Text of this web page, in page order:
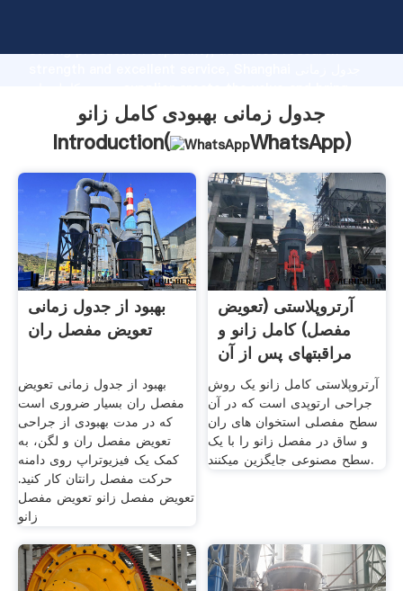
strong production capability, advanced research
values to all of customers.
جدول زمانی بهبودی کامل زانو
Introduction(
WhatsApp)
بهبود از جدول زمانی
تعویض مفصل ران
بهبود از جدول زمانی تعویض
مفصل ران بسیار ضروری است
که در مدت بهبودی از جراحی
تعویض مفصل ران و لگن، به
کمک یک فیزیوتراپ روی دامنه
حرکت مفصل رانتان کار کنید.
تعویض مفصل زانو تعویض مفصل
زانو
آرتروپلاستی (تعویض
مفصل) کامل زانو و
مراقبتهای پس از آن
آرتروپلاستی کامل زانو یک روش
جراحی ارتوپدی است که در آن
سطح مفصلی استخوان های ران
و ساق در مفصل زانو را با یک
سطح مصنوعی جایگزین میکنند.